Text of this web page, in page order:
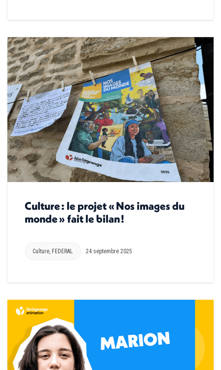
Culture : le projet « Nos images du
monde » fait le bilan !
Culture, FEDERAL 24 septembre 2025